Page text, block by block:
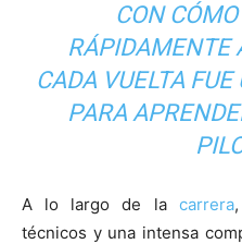
CON
RÁPIDAMENTE
CADA VUELTA
PARA
A lo largo de la carrera
técnicos y una intensa